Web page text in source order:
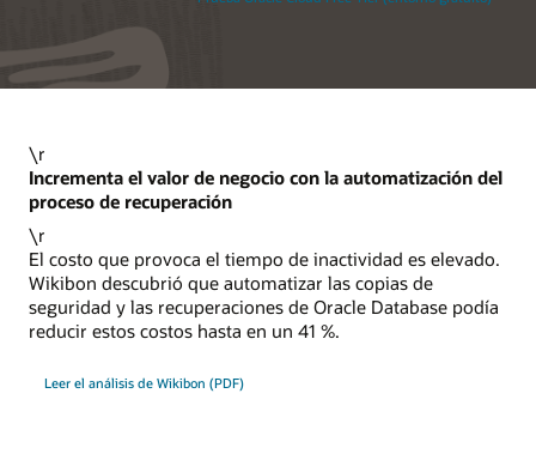
\r
Incrementa el valor de negocio con la automatización del
proceso de recuperación
\r
El costo que provoca el tiempo de inactividad es elevado.
Wikibon descubrió que automatizar las copias de
seguridad y las recuperaciones de Oracle Database podía
reducir estos costos hasta en un 41 %.
Leer el análisis de Wikibon (PDF)